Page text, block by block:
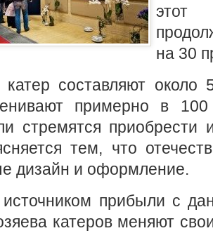
на 30
составляют около
примерно в
стремятся приобрести
тем, что
дизайн и оформление.
прибыли с
катеров меняют